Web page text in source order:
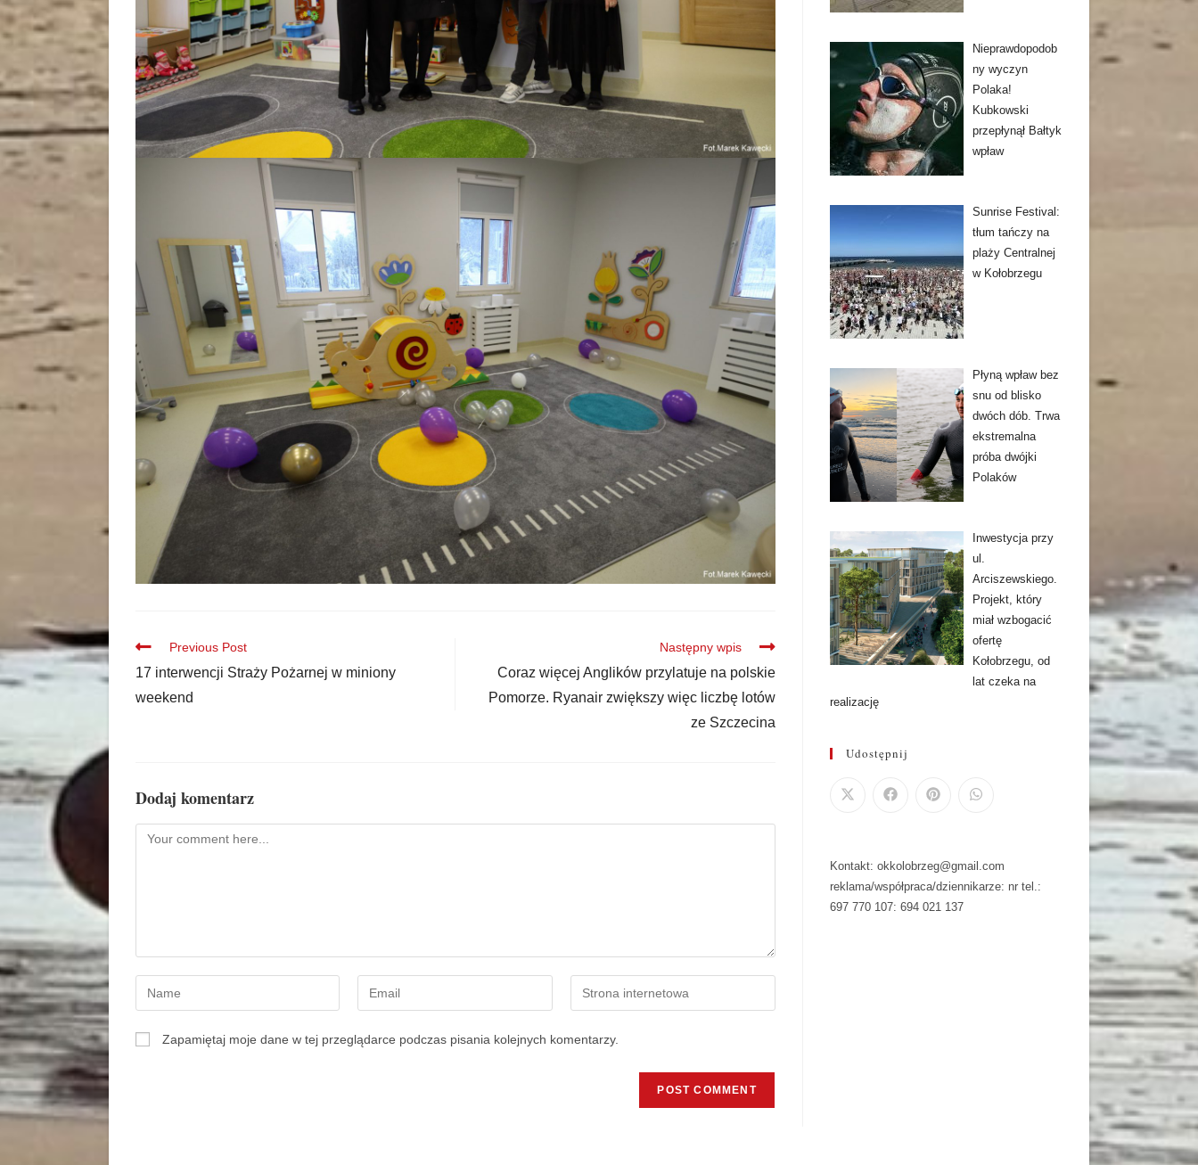
Previous Post
17 interwencji Straży Pożarnej w miniony
weekend
Następny wpis
Coraz więcej Anglików przylatuje na polskie
Pomorze. Ryanair zwiększy więc liczbę lotów
ze Szczecina
Dodaj komentarz
Zapamiętaj moje dane w tej przeglądarce podczas pisania kolejnych komentarzy.
Nieprawdopodob
ny wyczyn
Polaka!
Kubkowski
przepłynął Bałtyk
wpław
Sunrise Festival:
tłum tańczy na
plaży Centralnej
w Kołobrzegu
Płyną wpław bez
snu od blisko
dwóch dób. Trwa
ekstremalna
próba dwójki
Polaków
Inwestycja przy
ul.
Arciszewskiego.
Projekt, który
miał wzbogacić
ofertę
Kołobrzegu, od
lat czeka na
realizację
Udostępnij
Kontakt: okkolobrzeg@gmail.com
reklama/współpraca/dziennikarze: nr tel.:
697 770 107: 694 021 137